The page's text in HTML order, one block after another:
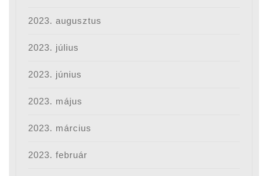
2023. augusztus
2023. július
2023. június
2023. május
2023. március
2023. február